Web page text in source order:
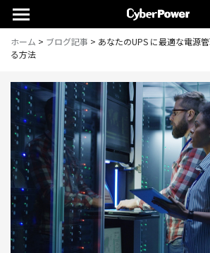
ホーム > ブログ記事 > あなたのUPS に最適な電源
る方法